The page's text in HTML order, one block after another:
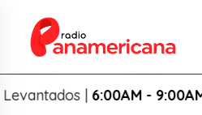
|6:00AM - 9:00AM